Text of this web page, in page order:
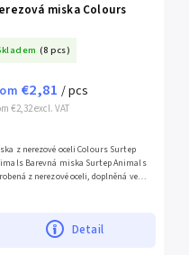
miska Colours
(8 pcs)
€2,32 excl. VAT
€2,81 / pcs
Detail
z nerezové oceli Colours Surtep
Barevná miska Surtep Animals
z nerezové oceli, doplněná ve